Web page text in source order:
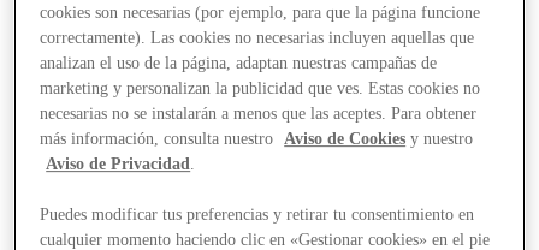
cookies son necesarias (por ejemplo, para que la página funcione
correctamente). Las cookies no necesarias incluyen aquellas que
analizan el uso de la página, adaptan nuestras campañas de
marketing y personalizan la publicidad que ves. Estas cookies no
necesarias no se instalarán a menos que las aceptes. Para obtener
más información, consulta nuestro
Aviso de Cookies y nuestro
Aviso de Privacidad
Puedes modificar tus preferencias y retirar tu consentimiento en
cualquier momento haciendo clic en «Gestionar cookies» en el pie